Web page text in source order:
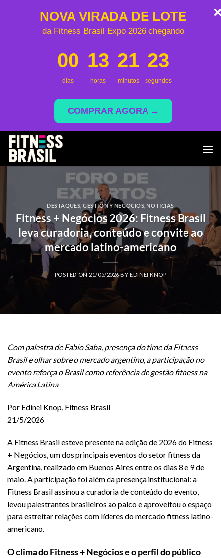
NOVA VIRADA DE LOTE
da Fitness Brasil Expo 2026 chegando
00
dias
13
horas
21
minutos
23
segundos
COMPRAR AGORA →
Saltar
contenido
DESTAQUES ,GESTIÓN Y NEGOCIOS ,NOTICIAS
Fitness + Negócios 2026: Fitness Brasil
leva curadoria, conteúdo e convite ao
mercado latino-americano
POSTED ON 21/05/2026BYEDINEI KNOP
Com palestra de Fabio Saba, presença do time da Fitness
Brasil e olhar sobre o mercado argentino, a participação no
evento reforça o Brasil como referência de gestão fitness na
América Latina
Por Edinei Knop, Fitness Brasil
21/5/2026
A Fitness Brasil esteve presente na edição de 2026 do Fitness
+ Negócios, um dos principais eventos do setor fitness da
Argentina, realizado em Buenos Aires entre os dias 8 e 9 de
maio. A participação foi além da presença institucional: a
Fitness Brasil assinou a curadoria de conteúdo do evento,
levou palestrantes brasileiros ao palco e aproveitou o espaço
para estreitar relações com líderes do mercado fitness latino-
americano.
O clima do Fitness + Negócios e o perfil do público